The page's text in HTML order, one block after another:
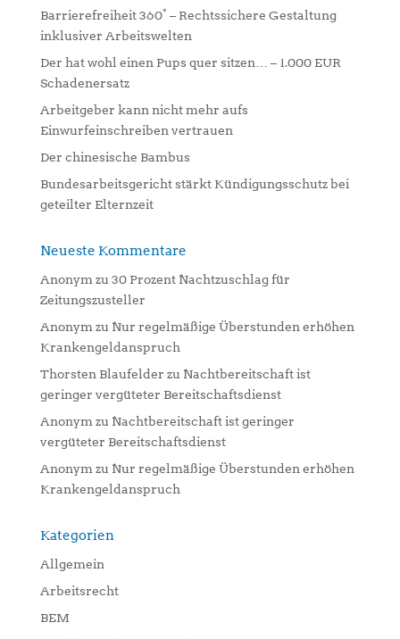
t
v
e
:
Barrierefreiheit 360° – Rechtssichere Gestaltung
inklusiver Arbeitswelten
Der hat wohl einen Pups quer sitzen… – 1.000 EUR
Schadenersatz
Arbeitgeber kann nicht mehr aufs
Einwurfeinschreiben vertrauen
Der chinesische Bambus
Bundesarbeitsgericht stärkt Kündigungsschutz bei
geteilter Elternzeit
Neueste Kommentare
Anonymzu 30 Prozent Nachtzuschlag für
Zeitungszusteller
Anonymzu Nur regelmäßige Überstunden erhöhen
Krankengeldanspruch
Thorsten Blaufelder zu Nachtbereitschaft ist
geringer vergüteter Bereitschaftsdienst
Anonymzu Nachtbereitschaft ist geringer
vergüteter Bereitschaftsdienst
Anonymzu Nur regelmäßige Überstunden erhöhen
Krankengeldanspruch
Kategorien
Allgemein
Arbeitsrecht
BEM